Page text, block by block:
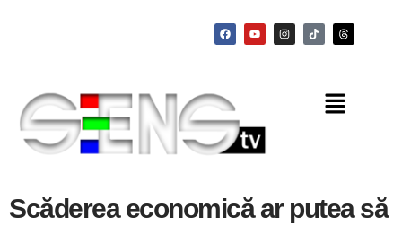
Scăderea economică ar putea să